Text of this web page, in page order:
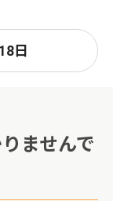
日
ませんで